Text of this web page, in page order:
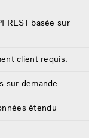
REST basée sur
client requis.
sur demande
étendu